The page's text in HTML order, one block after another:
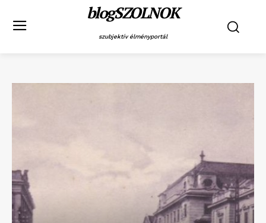
blogSZOLNOK
szubjektív élményportál